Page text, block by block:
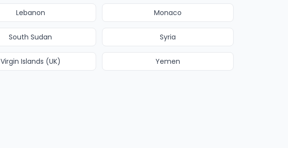
Lebanon Monaco
South Sudan Syria
Virgin Islands (UK) Yemen